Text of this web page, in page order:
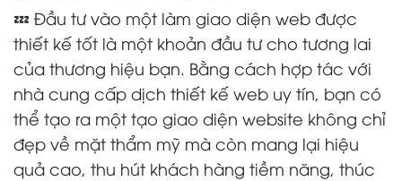
💤 Đầu tư vào một làm giao diện web được
thiết kế tốt là một khoản đầu tư cho tương lai
của thương hiệu bạn. Bằng cách hợp tác với
nhà cung cấp dịch thiết kế web uy tín, bạn có
thể tạo ra một tạo giao diện website không chỉ
đẹp về mặt thẩm mỹ mà còn mang lại hiệu
quả cao, thu hút khách hàng tiềm năng, thúc